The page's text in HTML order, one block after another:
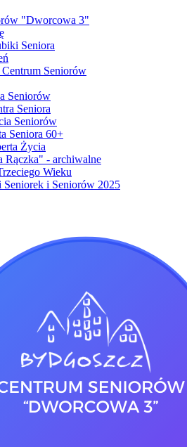
"Dworcowa 3"
Seniora
Seniorów
Seniorów
Seniora
Seniorów
Seniora 60+
Życia
Rączka" - archiwalne
Wieku
i Seniorów 2025